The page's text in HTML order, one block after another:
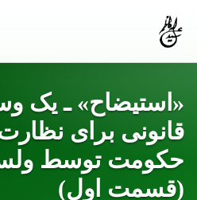
«استیضاح» ـ یک
قانونی برای
حکومت توسط
(قسمت اول)